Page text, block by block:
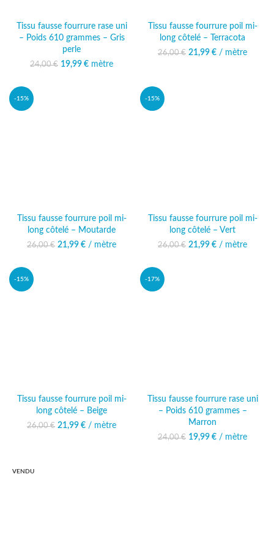
Tissu fausse fourrure rase uni
– Poids 610 grammes – Gris
perle
24,00€ Le prix initial était :
19,99 €
Le prix
mètre
Tissu fausse fourrure poil mi-
long côtelé – Terracota
26,00€
Le prix initial était :
21,99 €
Le prix
/ mètre
-15%
Tissu fausse fourrure poil mi-
long côtelé – Moutarde
26,00€
Le prix initial était :
21,99 €
Le prix
/ mètre
-15%
Tissu fausse fourrure poil mi-
long côtelé – Vert
26,00€
Le prix initial était :
21,99 €
Le prix
/ mètre
-15%
Tissu fausse fourrure poil mi-
long côtelé – Beige
26,00€
Le prix initial était :
21,99 €
Le prix
/ mètre
-17%
Tissu fausse fourrure rase uni
– Poids 610 grammes –
Marron
24,00€
Le prix initial était :
19,99 €
Le prix
/ mètre
VENDU